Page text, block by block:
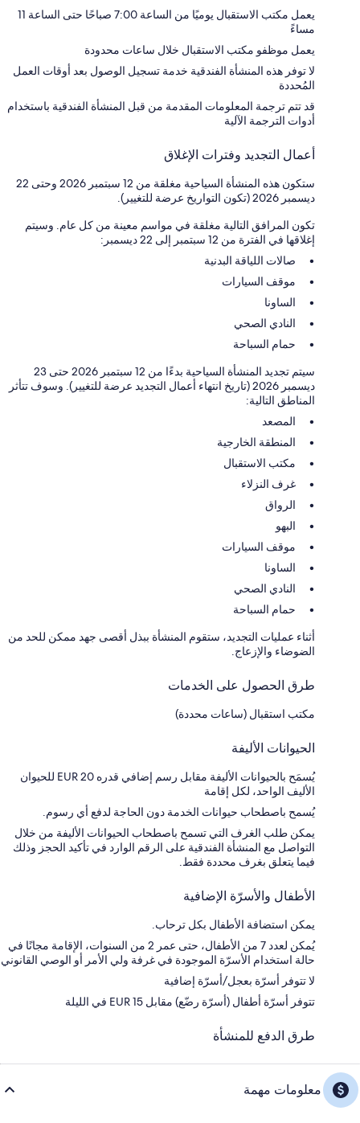
يعمل مكتب الاستقبال يوميًا من الساعة 7:00 صباحًا حتى الساعة 11
مساءً
يعمل موظفو مكتب الاستقبال خلال ساعات محدودة
لا توفر هذه المنشأة الفندقية خدمة تسجيل الوصول بعد أوقات العمل
المُحددة
قد تتم ترجمة المعلومات المقدمة من قبل المنشأة الفندقية باستخدام
أدوات الترجمة الآلية
أعمال التجديد وفترات الإغلاق
ستكون هذه المنشأة السياحية مغلقة من 12 سبتمبر 2026 وحتى 22
ديسمبر 2026 (تكون التواريخ عرضة للتغيير).
تكون المرافق التالية مغلقة في مواسم معينة من كل عام. وسيتم
إغلاقها في الفترة من 12 سبتمبر إلى 22 ديسمبر:
صالات اللياقة البدنية
موقف السيارات
الساونا
النادي الصحي
حمام السباحة
سيتم تجديد المنشأة السياحية بدءًا من 12 سبتمبر 2026 حتى 23
ديسمبر 2026 (تاريخ انتهاء أعمال التجديد عرضة للتغيير). وسوف تتأثر
المناطق التالية:
المصعد
المنطقة الخارجية
مكتب الاستقبال
غرف النزلاء
الرواق
البهو
موقف السيارات
الساونا
النادي الصحي
حمام السباحة
أثناء عمليات التجديد، ستقوم المنشأة ببذل أقصى جهد ممكن للحد من
الضوضاء والإزعاج.
طرق الحصول على الخدمات
مكتب استقبال (ساعات محددة)
الحيوانات الأليفة
يُسمَح بالحيوانات الأليفة مقابل رسم إضافي قدره EUR 20 للحيوان
الأليف الواحد، لكل إقامة
يُسمح باصطحاب حيوانات الخدمة دون الحاجة لدفع أي رسوم.
يمكن طلب الغرف التي تسمح باصطحاب الحيوانات الأليفة من خلال
التواصل مع المنشأة الفندقية على الرقم الوارد في تأكيد الحجز وذلك
فيما يتعلق بغرف محددة فقط.
الأطفال والأسرّة الإضافية
يمكن استضافة الأطفال بكل ترحاب.
يُمكن لعدد 7 من الأطفال، حتى عمر 2 من السنوات، الإقامة مجانًا في
حالة استخدام الأسرّة الموجودة في غرفة ولي الأمر أو الوصي القانوني
لا تتوفر أسرّة بعجل/أسرّة إضافية
تتوفر أسرّة أطفال (أسرّة رضّع) مقابل EUR 15 في الليلة
طرق الدفع للمنشأة
معلومات مهمة